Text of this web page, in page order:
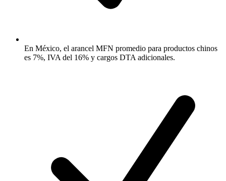
En México, el arancel MFN promedio para productos chinos
es 7%, IVA del 16% y cargos DTA adicionales.